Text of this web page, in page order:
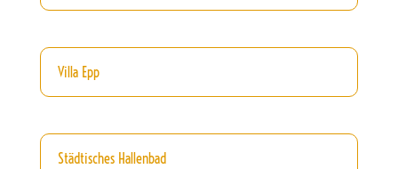
Villa Epp
Städtisches Hallenbad